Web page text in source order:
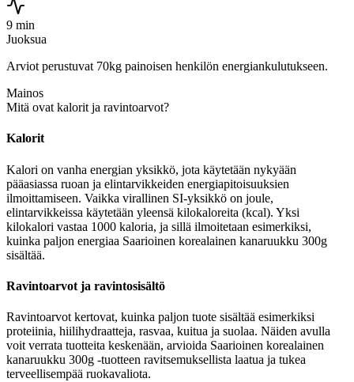
9 min
Juoksua
Arviot perustuvat 70kg painoisen henkilön energiankulutukseen.
Mainos
Mitä ovat kalorit ja ravintoarvot?
Kalorit
Kalori on vanha energian yksikkö, jota käytetään nykyään
pääasiassa ruoan ja elintarvikkeiden energiapitoisuuksien
ilmoittamiseen. Vaikka virallinen SI-yksikkö on joule,
elintarvikkeissa käytetään yleensä kilokaloreita (kcal). Yksi
kilokalori vastaa 1000 kaloria, ja sillä ilmoitetaan esimerkiksi,
kuinka paljon energiaa Saarioinen korealainen kanaruukku 300g
sisältää.
Ravintoarvot ja ravintosisältö
Ravintoarvot kertovat, kuinka paljon tuote sisältää esimerkiksi
proteiinia, hiilihydraatteja, rasvaa, kuitua ja suolaa. Näiden avulla
voit verrata tuotteita keskenään, arvioida Saarioinen korealainen
kanaruukku 300g -tuotteen ravitsemuksellista laatua ja tukea
terveellisempää ruokavaliota.